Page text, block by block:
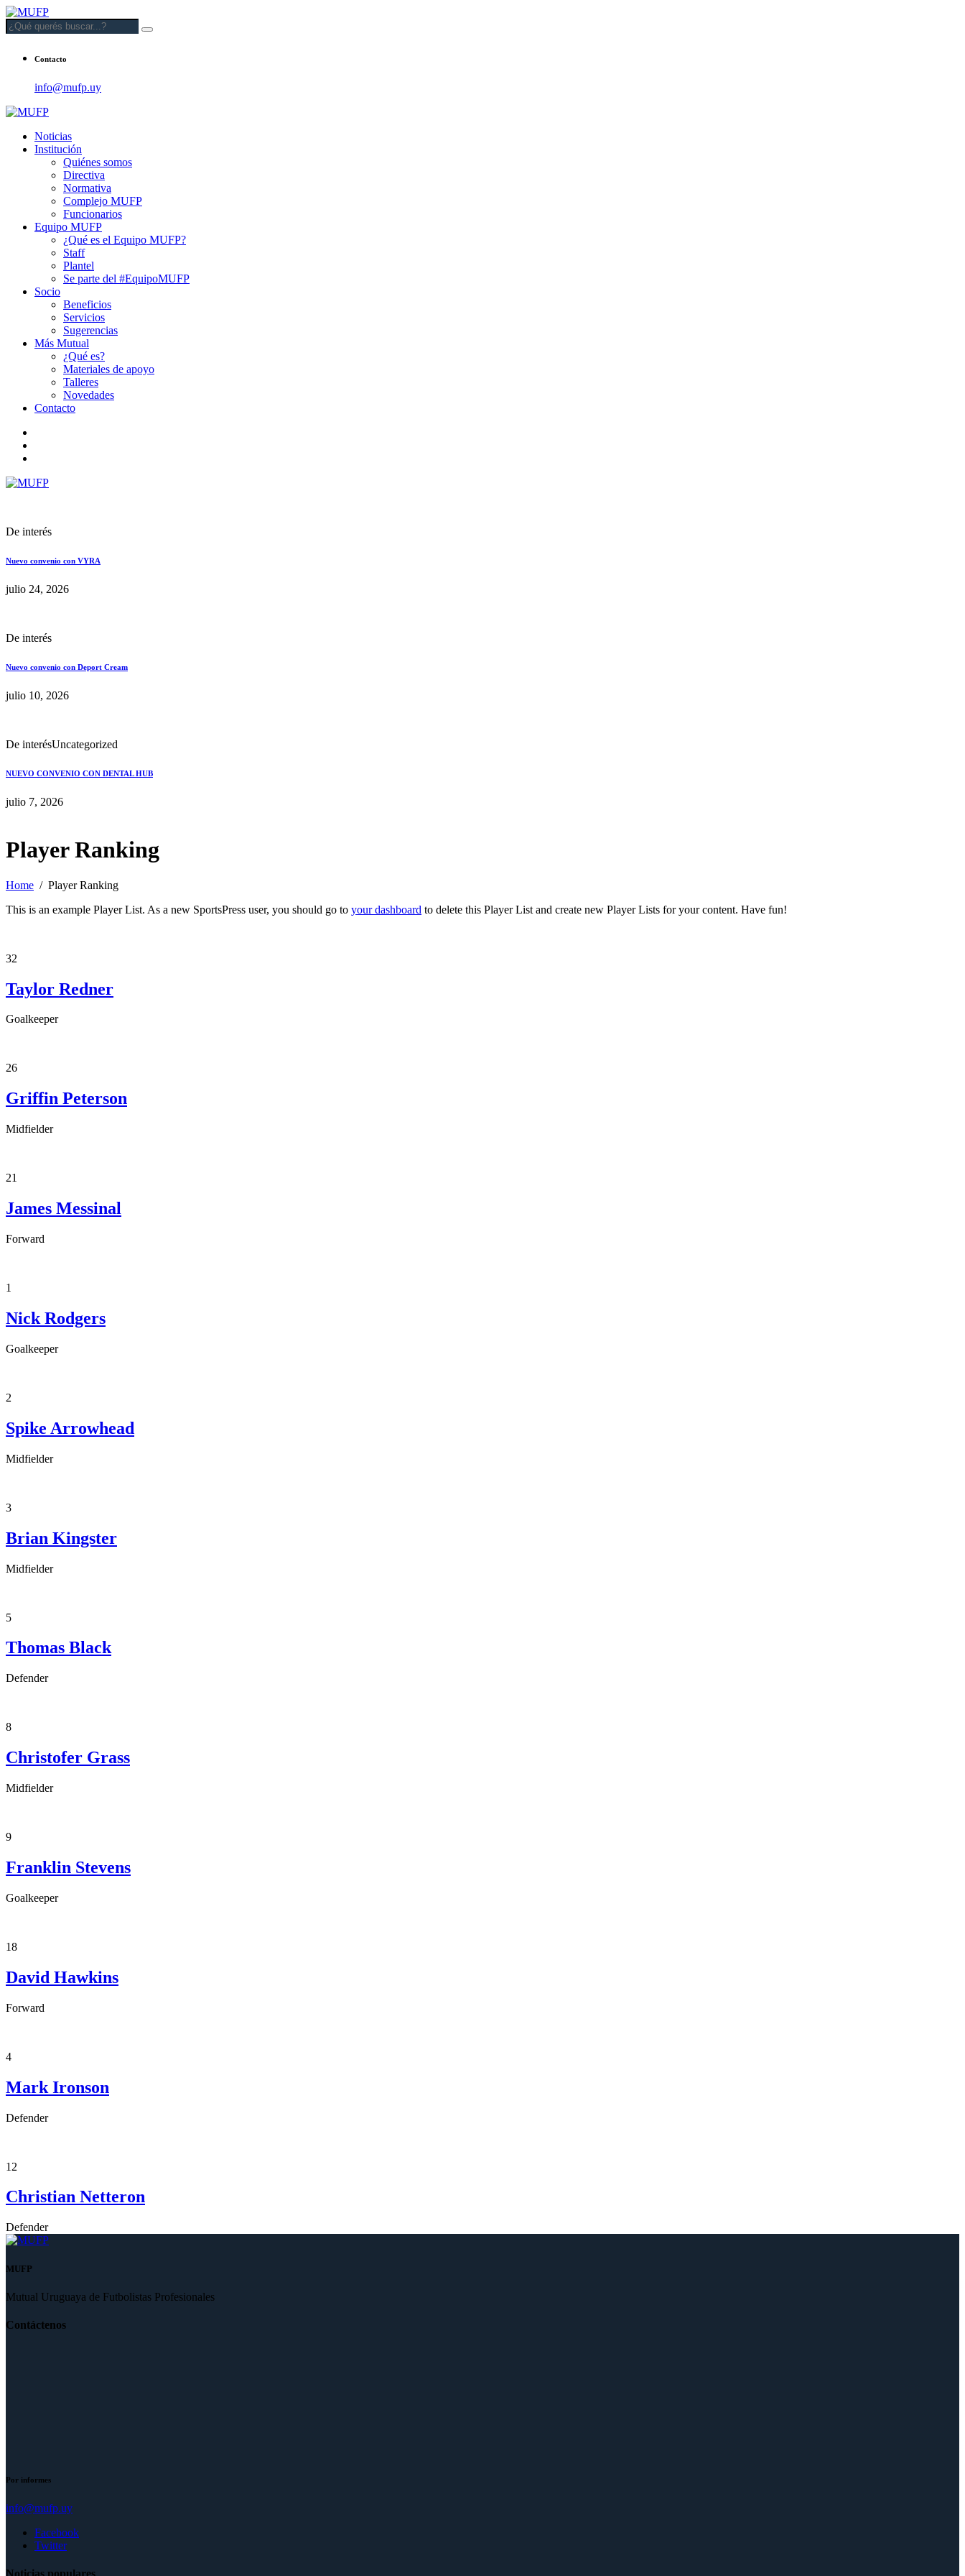
Contacto
info@mufp.uy
Noticias
Institución
Quiénes somos
Directiva
Normativa
Complejo MUFP
Funcionarios
Equipo MUFP
¿Qué es el Equipo MUFP?
Staff
Plantel
Se parte del #EquipoMUFP
Socio
Beneficios
Servicios
Sugerencias
Más Mutual
¿Qué es?
Materiales de apoyo
Talleres
Novedades
Contacto
De interés
Nuevo convenio con VYRA
julio 24, 2026
De interés
Nuevo convenio con Deport Cream
julio 10, 2026
De interésUncategorized
NUEVO CONVENIO CON DENTAL HUB
julio 7, 2026
Player Ranking
Home
Player Ranking
This is an example Player List. As a new SportsPress user, you should go to your dashboard to delete this Player List and create new Player Lists for your content. Have fun!
32
Taylor Redner
Goalkeeper
26
Griffin Peterson
Midfielder
21
James Messinal
Forward
1
Nick Rodgers
Goalkeeper
2
Spike Arrowhead
Midfielder
3
Brian Kingster
Midfielder
5
Thomas Black
Defender
8
Christofer Grass
Midfielder
9
Franklin Stevens
Goalkeeper
18
David Hawkins
Forward
4
Mark Ironson
Defender
12
Christian Netteron
Defender
MUFP
Mutual Uruguaya de Futbolistas Profesionales
Contáctenos
Por informes
info@mufp.uy
Facebook
Twitter